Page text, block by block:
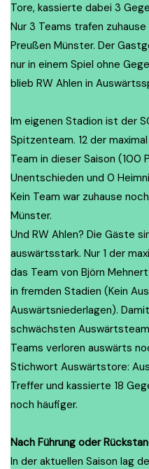
Tore, kassierte dabei 3
Nur 3 Teams trafen
Preußen Münster. Der
nur in einem Spiel ohne
blieb RW Ahlen in
Im eigenen Stadion ist der
Spitzenteam. 12 der
Team in dieser Saison (100
Unentschieden und 0
Kein Team war zuhause
Münster.
Und RW Ahlen? Die Gäste
auswärtsstark. Nur 1 der
das Team von Björn
in fremden Stadien (Kein
Auswärtsniederlagen).
schwächsten
Teams verloren auswärts
Stichwort Auswärtstore:
Treffer und kassierte 18
noch häufiger.
Nach Führung oder
In der aktuellen Saison lag